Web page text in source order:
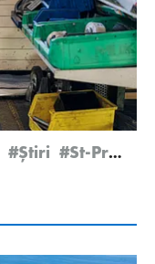
#Știri #St-Prex